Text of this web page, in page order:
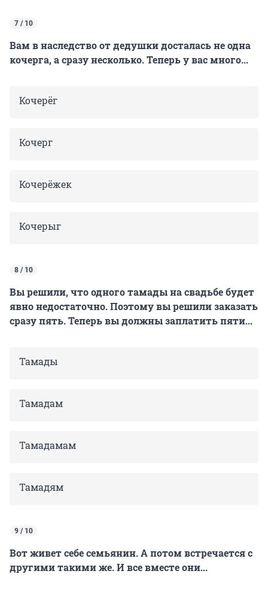
7 / 10
Вам в наследство от дедушки досталась не одна
кочерга, а сразу несколько. Теперь у вас много...
Кочерёг
Кочерг
Кочерёжек
Кочерыг
8 / 10
Вы решили, что одного тамады на свадьбе будет
явно недостаточно. Поэтому вы решили заказать
сразу пять. Теперь вы должны заплатить пяти...
Тамады
Тамадам
Тамадамам
Тамадям
9 / 10
Вот живет себе семьянин. А потом встречается с
другими такими же. И все вместе они...